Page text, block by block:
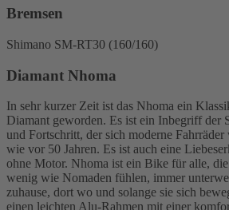
Bremsen
Shimano SM-RT30 (160/160)
Diamant Nhoma
In sehr kurzer Zeit ist das Nhoma ein
Diamant geworden. Es ist ein Inbegriff der
und Fortschritt, der sich moderne Fahrräder
wie vor 50 Jahren. Es ist auch eine
ohne Motor. Nhoma ist ein Bike für alle,
wenig wie Nomaden fühlen, immer
zuhause, dort wo und solange sie sich
einen leichten Alu-Rahmen mit einer